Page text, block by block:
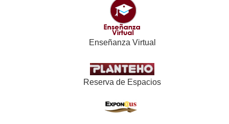
Enseñanza Virtual
Reserva de Espacios